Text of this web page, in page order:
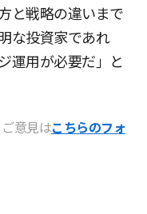
と戦略の違いまで
な投資家であれ
運用が必要だ」と
意見はこちらのフォ